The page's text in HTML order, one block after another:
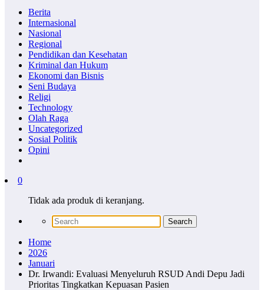
Berita
Internasional
Nasional
Regional
Pendidikan dan Kesehatan
Kriminal dan Hukum
Ekonomi dan Bisnis
Seni Budaya
Religi
Technology
Olah Raga
Uncategorized
Sosial Politik
Opini
0
Tidak ada produk di keranjang.
Home
2026
Januari
Dr. Irwandi: Evaluasi Menyeluruh RSUD Andi Depu Jadi
Prioritas Tingkatkan Kepuasan Pasien